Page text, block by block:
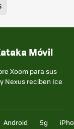
Móvil
Xoom para sus
Nexus reciben Ice
Android 5g